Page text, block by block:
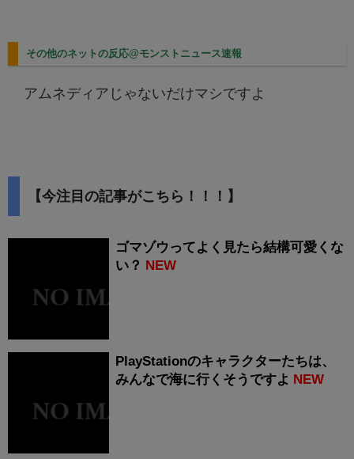
その他のネットの反応@モンストニュース速報
アムネディアじゃないだけマシですよ
【今注目の記事がこちら！！！】
ゴマゾウってよく見たら結構可愛くな
い？ NEW
PlayStationのキャラクターたちは、
みんなで海に行くそうですよ NEW